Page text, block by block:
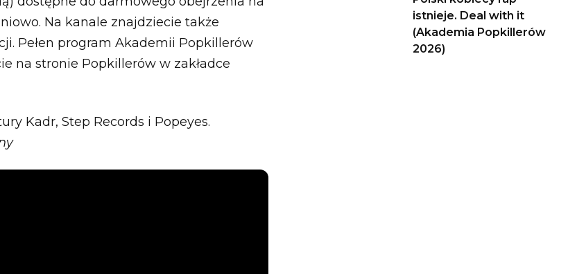
Na kanale znajdziecie także
Pełen program Akademii Popkillerów
na stronie Popkillerów w zakładce
Kadr, Step Records i Popeyes.
istnieje. Deal with it
(Akademia Popkillerów
2026)